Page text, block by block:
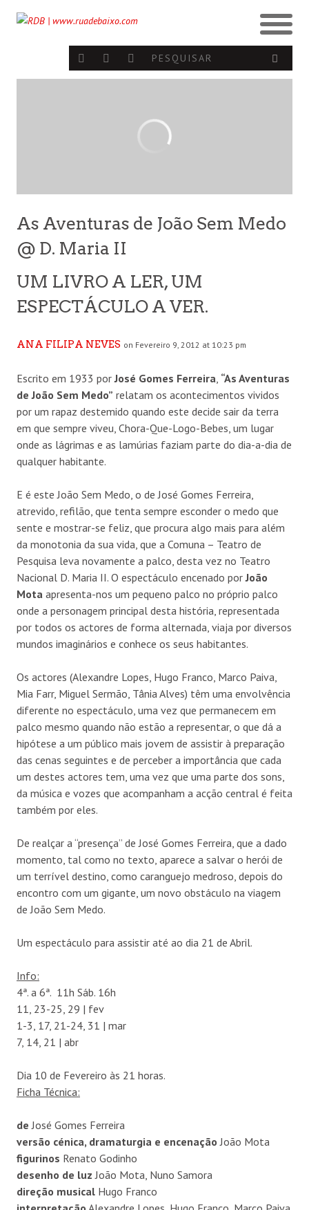
As Aventuras de João Sem Medo
@ D. Maria II
UM LIVRO A LER, UM
ESPECTÁCULO A VER.
ANA FILIPA NEVES on Fevereiro 9, 2012 at 10:23 pm
Escrito em 1933 porJosé Gomes Ferreira “As Aventuras
de João Sem Medo” relatam os acontecimentos vividos
por um rapaz destemido quando este decide sair da terra
em que sempre viveu, Chora-Que-Logo-Bebes, um lugar
onde as lágrimas e as lamúrias faziam parte do dia-a-dia de
qualquer habitante.
E é este João Sem Medo, o de José Gomes Ferreira,
atrevido, refilão, que tenta sempre esconder o medo que
sente e mostrar-se feliz, que procura algo mais para além
da monotonia da sua vida, que a Comuna – Teatro de
Pesquisa leva novamente a palco, desta vez no Teatro
Nacional D. Maria II. O espectáculo encenado porJoão
Mota apresenta-nos um pequeno palco no próprio palco
onde a personagem principal desta história, representada
por todos os actores de forma alternada, viaja por diversos
mundos imaginários e conhece os seus habitantes.
Os actores (Alexandre Lopes, Hugo Franco, Marco Paiva,
Mia Farr, Miguel Sermão, Tânia Alves) têm uma envolvência
diferente no espectáculo, uma vez que permanecem em
palco mesmo quando não estão a representar, o que dá a
hipótese a um público mais jovem de assistir à preparação
das cenas seguintes e de perceber a importância que cada
um destes actores tem, uma vez que uma parte dos sons,
da música e vozes que acompanham a acção central é feita
também por eles.
De realçar a “presença” de José Gomes Ferreira, que a dado
momento, tal como no texto, aparece a salvar o herói de
um terrível destino, como caranguejo medroso, depois do
encontro com um gigante, um novo obstáculo na viagem
de João Sem Medo.
Um espectáculo para assistir até ao dia 21 de Abril.
Info:
4ª. a 6ª. 11h Sáb. 16h
11, 23-25, 29 | fev
1-3, 17, 21-24, 31 | mar
7, 14, 21 | abr
Dia 10 de Fevereiro às 21 horas.
Ficha Técnica:
de José Gomes Ferreira
versão cénica, dramaturgia e encenação João Mota
figurinos Renato Godinho
desenho de luz João Mota, Nuno Samora
direção musical Hugo Franco